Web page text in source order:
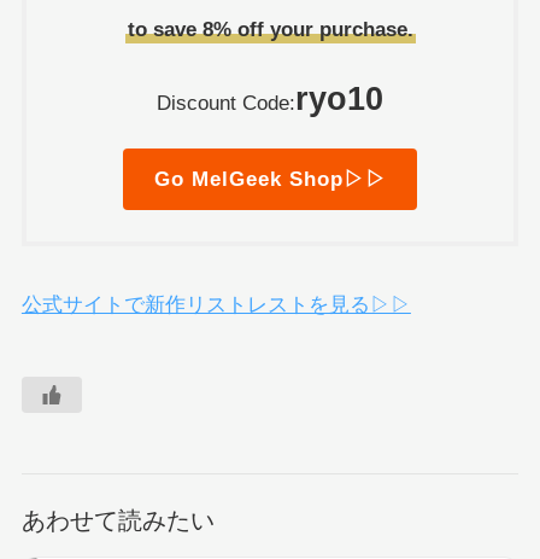
to save 8% off your purchase.
Discount Code:ryo10
Go MelGeek Shop▷▷
公式サイトで新作リストレストを見る▷▷
あわせて読みたい